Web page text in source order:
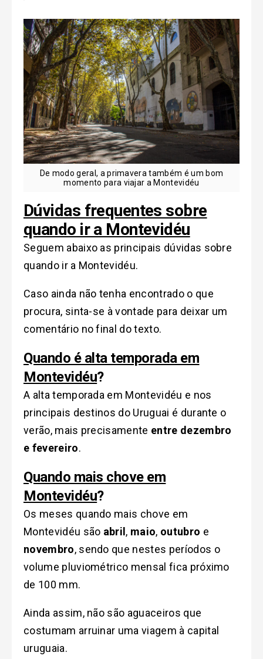
De modo geral, a primavera também é um bom
momento para viajar a Montevidéu
Dúvidas frequentes sobre
quando ir a Montevidéu
Seguem abaixo as principais dúvidas sobre
quando ir a Montevidéu.
Caso ainda não tenha encontrado o que
procura, sinta-se à vontade para deixar um
comentário no final do texto.
Quando é alta temporada em
Montevidéu?
A alta temporada em Montevidéu e nos
principais destinos do Uruguai é durante o
verão, mais precisamente entre dezembro
e fevereiro.
Quando mais chove em
Montevidéu?
Os meses quando mais chove em
Montevidéu são abril, maio, outubro e
novembro, sendo que nestes períodos o
volume pluviométrico mensal fica próximo
de 100 mm.
Ainda assim, não são aguaceiros que
costumam arruinar uma viagem à capital
uruguaia.